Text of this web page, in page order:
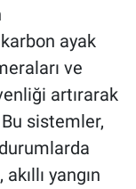
ayak
ve
artırarak
sistemler,
yangın